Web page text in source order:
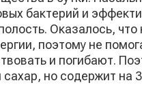
бактерий и
Оказалось, что
поэтому не
и погибают.
но содержит